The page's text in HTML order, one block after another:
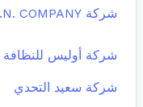
شركة M .N. COMPANY
شركة أوليس للنظافة
شركة سعيد التحدي